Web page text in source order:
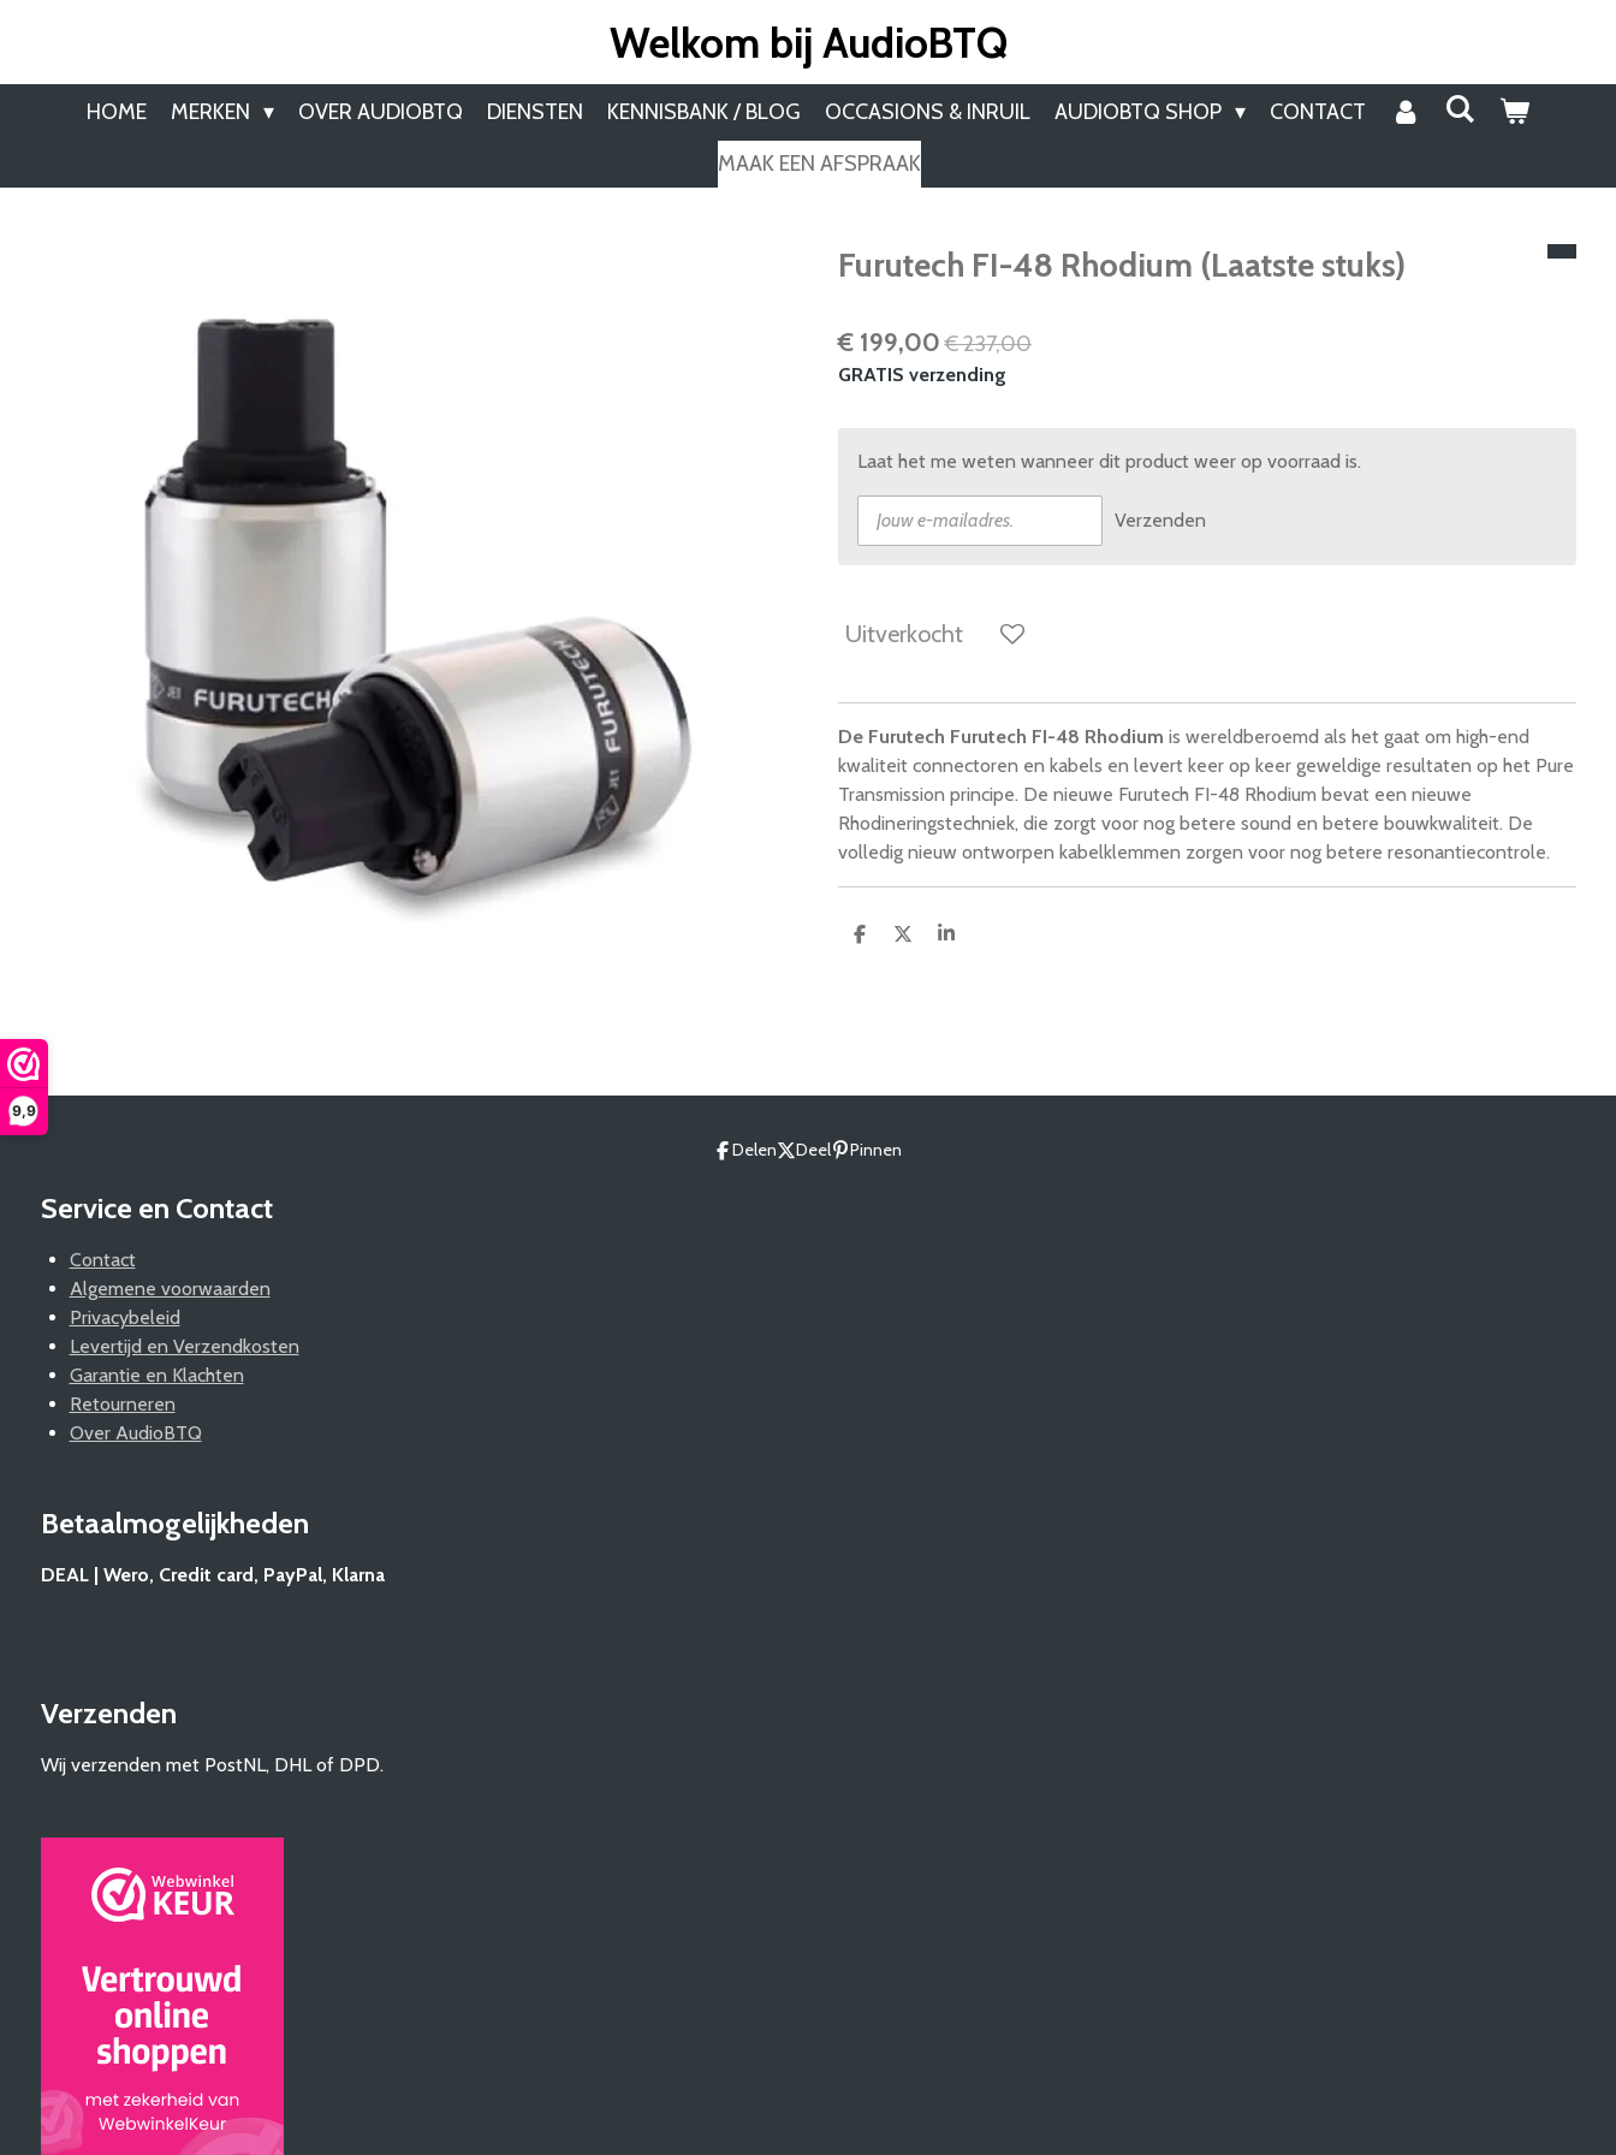
9,9
naar
Welkom bij AudioBTQ
HOME MERKEN OVER AUDIOBTQ DIENSTEN KENNISBANK / BLOG OCCASIONS & INRUIL AUDIOBTQ SHOP
CONTACT
MAAK EEN AFSPRAAK
Furutech FI-48 Rhodium (Laatste stuks)
€ 199,00 € 237,00
GRATIS verzending
Laat het me weten wanneer dit product weer op voorraad is.
Verzenden
Uitverkocht
De Furutech Furutech FI-48 Rhodium is wereldberoemd als het gaat om high-end
kwaliteit connectoren en kabels en levert keer op keer geweldige resultaten op het Pure
Transmission principe. De nieuwe Furutech FI-48 Rhodium bevat een nieuwe
Rhodineringstechniek, die zorgt voor nog betere sound en betere bouwkwaliteit. De
volledig nieuw ontworpen kabelklemmen zorgen voor nog betere resonantiecontrole.
D
D
S
Delen Deel Pinnen
Service en Contact
Contact
Algemene voorwaarden
Privacybeleid
Levertijd en Verzendkosten
Garantie en Klachten
Retourneren
Over AudioBTQ
Betaalmogelijkheden
DEAL | Wero, Credit card, PayPal, Klarna
Verzenden
Wij verzenden met PostNL, DHL of DPD.